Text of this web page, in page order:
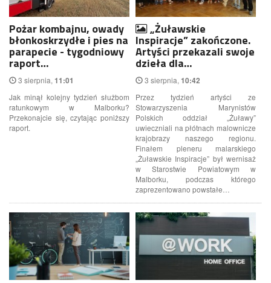
Pożar kombajnu, owady
błonkoskrzydłe i pies na
parapecie - tygodniowy
raport…
3 sierpnia, 11:01
Jak minął kolejny tydzień służbom
ratunkowym w Malborku?
Przekonajcie się, czytając poniższy
raport.
„Żuławskie
Inspiracje” zakończone.
Artyści przekazali swoje
dzieła dla…
3 sierpnia, 10:42
Przez tydzień artyści ze
Stowarzyszenia Marynistów
Polskich oddział „Żuławy”
uwieczniali na płótnach malownicze
krajobrazy naszego regionu.
Finałem pleneru malarskiego
„Żuławskie Inspiracje” był wernisaż
w Starostwie Powiatowym w
Malborku, podczas którego
zaprezentowano powstałe…